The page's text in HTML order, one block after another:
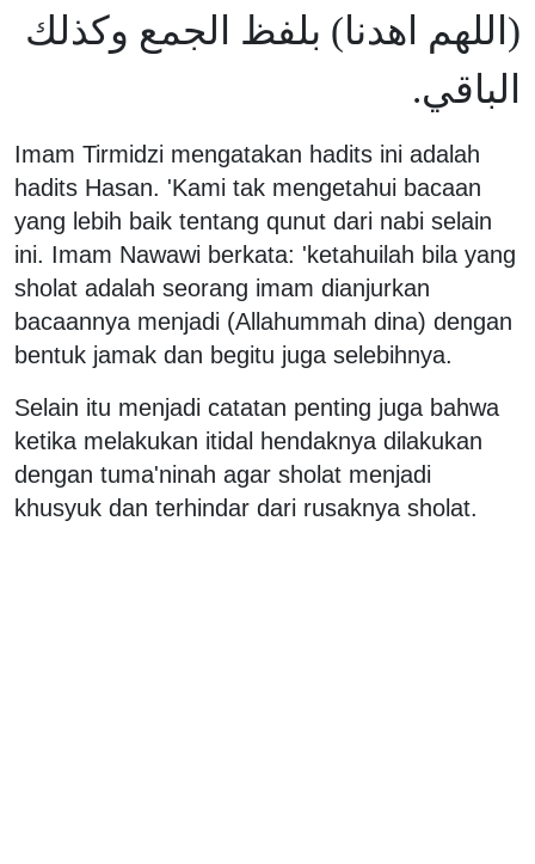
(اللهم اهدنا) بلفظ الجمع وكذلك
الباقي.
Imam Tirmidzi mengatakan hadits ini adalah
hadits Hasan. 'Kami tak mengetahui bacaan
yang lebih baik tentang qunut dari nabi selain
ini. Imam Nawawi berkata: 'ketahuilah bila yang
sholat adalah seorang imam dianjurkan
bacaannya menjadi (Allahummah dina) dengan
bentuk jamak dan begitu juga selebihnya.
Selain itu menjadi catatan penting juga bahwa
ketika melakukan itidal hendaknya dilakukan
dengan tuma'ninah agar sholat menjadi
khusyuk dan terhindar dari rusaknya sholat.